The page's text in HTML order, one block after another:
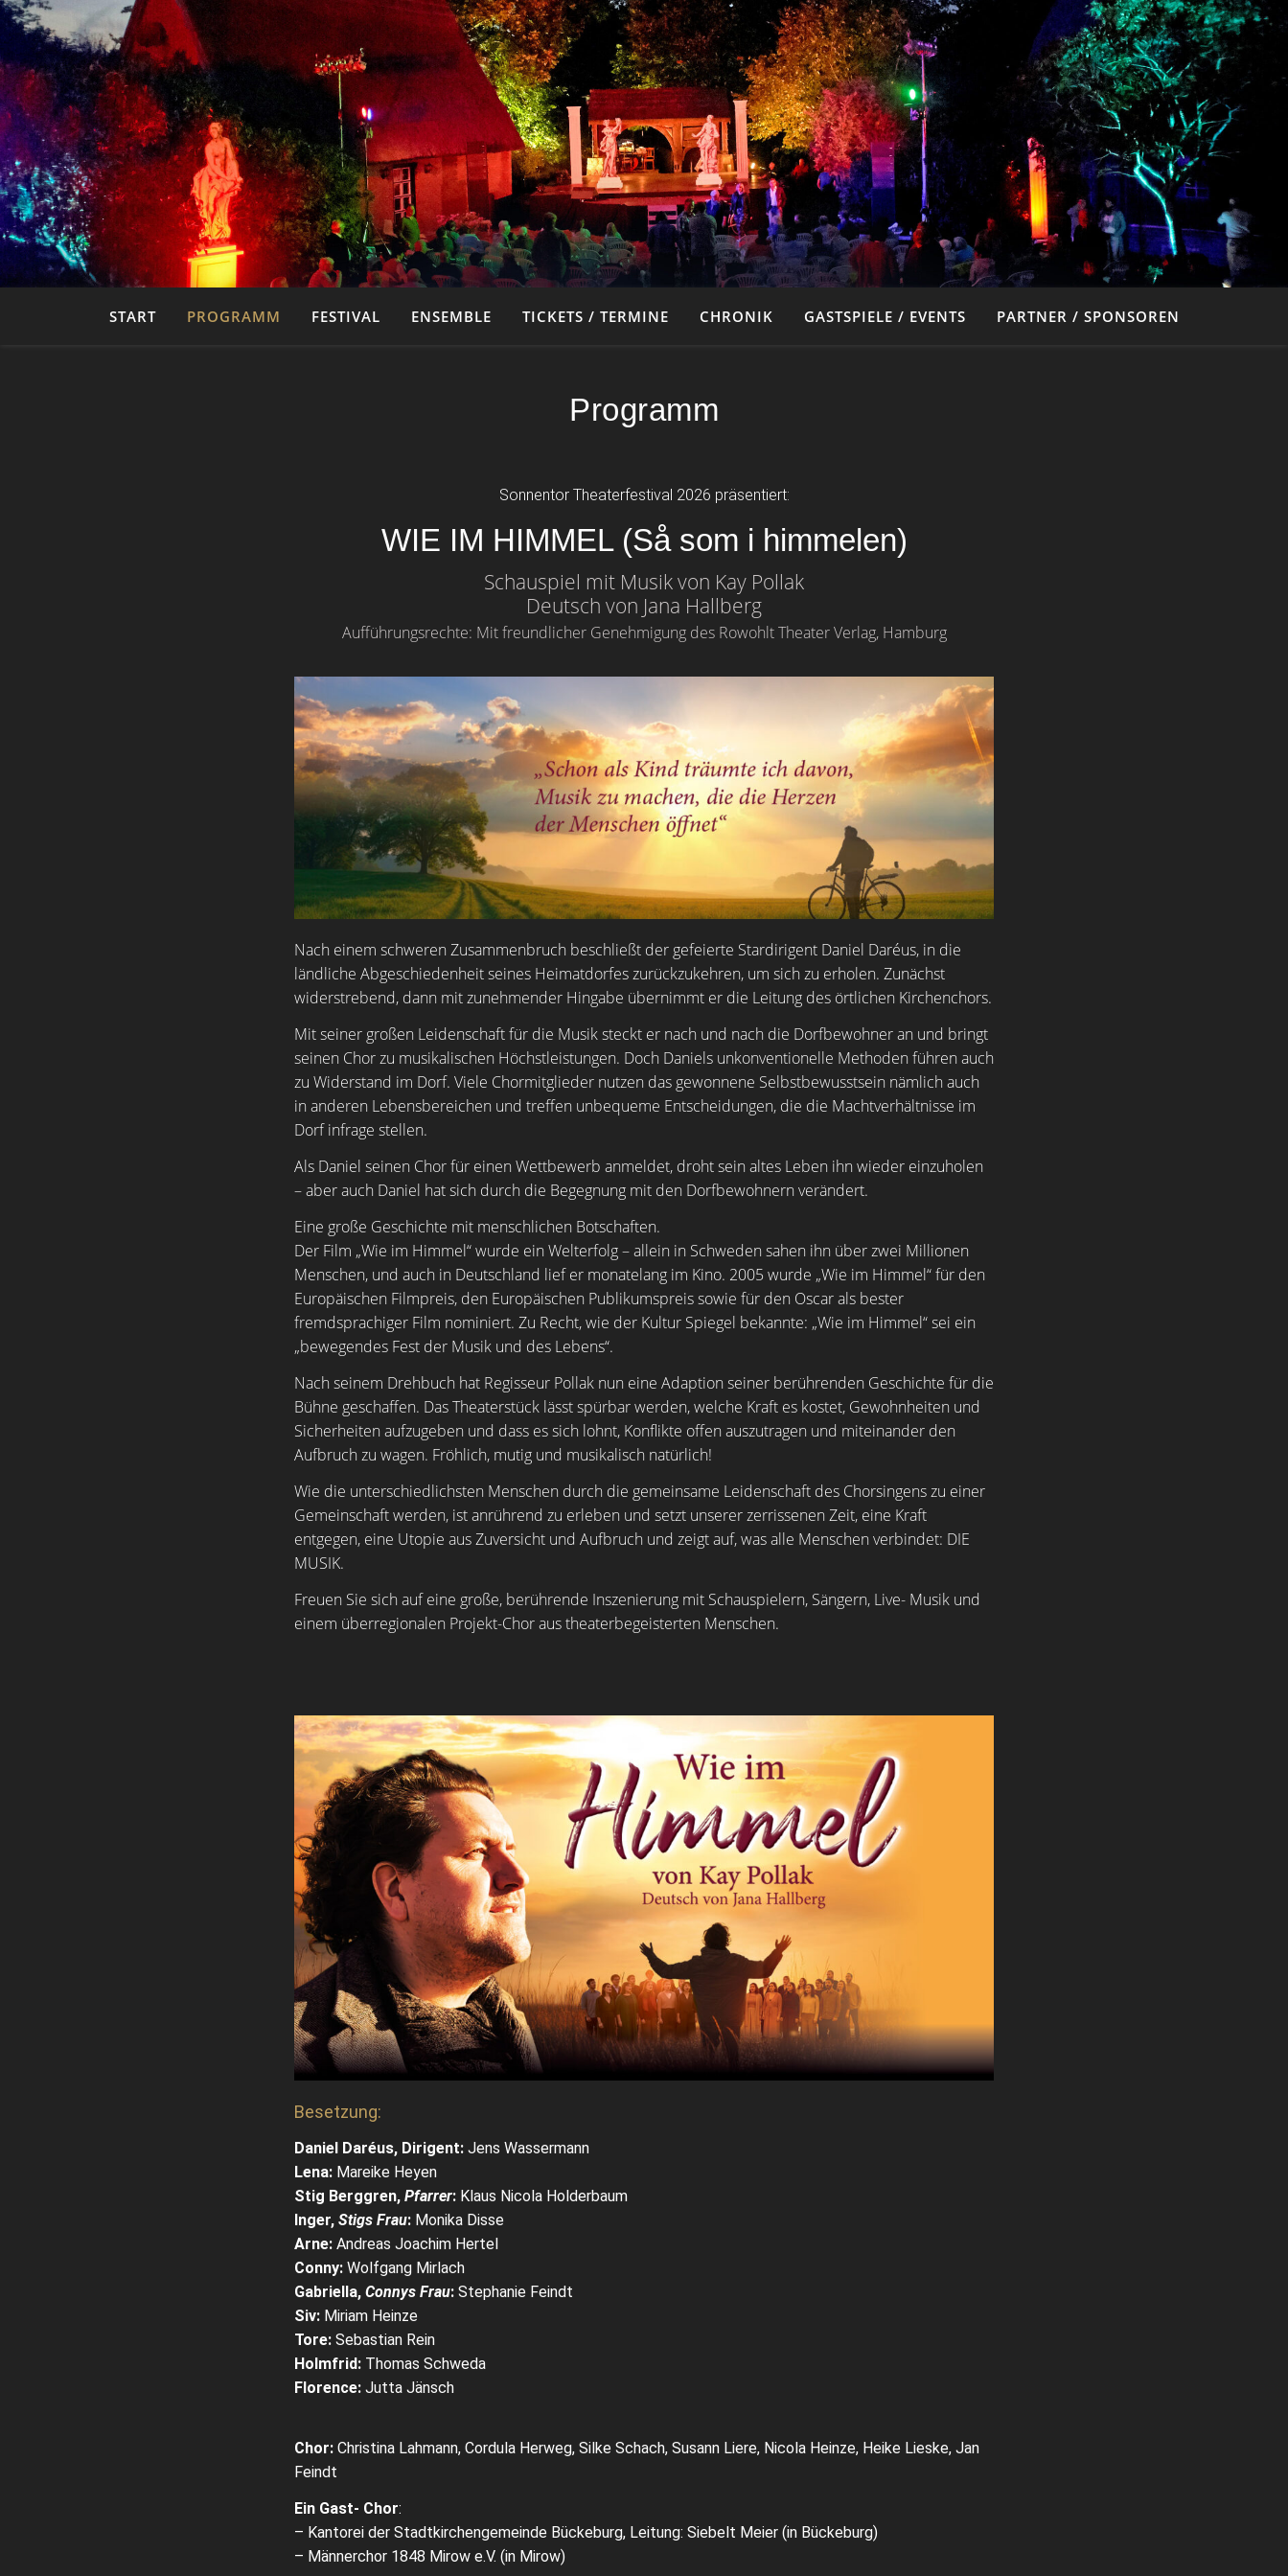
START PROGRAMM FESTIVAL ENSEMBLE TICKETS / TERMINE CHRONIK GASTSPIELE / EVENTS PARTNER / SPONSOREN
Programm
Sonnentor Theaterfestival 2026 präsentiert:
WIE IM HIMMEL (Så som i himmelen)
Schauspiel mit Musik von Kay Pollak
Deutsch von Jana Hallberg
Aufführungsrechte: Mit freundlicher Genehmigung des Rowohlt Theater Verlag, Hamburg
Nach einem schweren Zusammenbruch beschließt der gefeierte Stardirigent Daniel Daréus, in die
ländliche Abgeschiedenheit seines Heimatdorfes zurückzukehren, um sich zu erholen. Zunächst
widerstrebend, dann mit zunehmender Hingabe übernimmt er die Leitung des örtlichen Kirchenchors.
Mit seiner großen Leidenschaft für die Musik steckt er nach und nach die Dorfbewohner an und bringt
seinen Chor zu musikalischen Höchstleistungen. Doch Daniels unkonventionelle Methoden führen auch
zu Widerstand im Dorf. Viele Chormitglieder nutzen das gewonnene Selbstbewusstsein nämlich auch
in anderen Lebensbereichen und treffen unbequeme Entscheidungen, die die Machtverhältnisse im
Dorf infrage stellen.
Als Daniel seinen Chor für einen Wettbewerb anmeldet, droht sein altes Leben ihn wieder einzuholen
– aber auch Daniel hat sich durch die Begegnung mit den Dorfbewohnern verändert.
Eine große Geschichte mit menschlichen Botschaften.
Der Film „Wie im Himmel“ wurde ein Welterfolg – allein in Schweden sahen ihn über zwei Millionen
Menschen, und auch in Deutschland lief er monatelang im Kino. 2005 wurde „Wie im Himmel“ für den
Europäischen Filmpreis, den Europäischen Publikumspreis sowie für den Oscar als bester
fremdsprachiger Film nominiert. Zu Recht, wie der Kultur Spiegel bekannte: „Wie im Himmel“ sei ein
„bewegendes Fest der Musik und des Lebens“.
Nach seinem Drehbuch hat Regisseur Pollak nun eine Adaption seiner berührenden Geschichte für die
Bühne geschaffen. Das Theaterstück lässt spürbar werden, welche Kraft es kostet, Gewohnheiten und
Sicherheiten aufzugeben und dass es sich lohnt, Konflikte offen auszutragen und miteinander den
Aufbruch zu wagen. Fröhlich, mutig und musikalisch natürlich!
Wie die unterschiedlichsten Menschen durch die gemeinsame Leidenschaft des Chorsingens zu einer
Gemeinschaft werden, ist anrührend zu erleben und setzt unserer zerrissenen Zeit, eine Kraft
entgegen, eine Utopie aus Zuversicht und Aufbruch und zeigt auf, was alle Menschen verbindet: DIE
MUSIK.
Freuen Sie sich auf eine große, berührende Inszenierung mit Schauspielern, Sängern, Live- Musik und
einem überregionalen Projekt-Chor aus theaterbegeisterten Menschen.
Besetzung:
Daniel Daréus, Dirigent: Jens Wassermann
Lena: Mareike Heyen
Stig Berggren, Pfarrer: Klaus Nicola Holderbaum
Inger, Stigs Frau: Monika Disse
Arne: Andreas Joachim Hertel
Conny: Wolfgang Mirlach
Gabriella, Connys Frau: Stephanie Feindt
Siv: Miriam Heinze
Tore: Sebastian Rein
Holmfrid: Thomas Schweda
Florence: Jutta Jänsch
Chor: Christina Lahmann, Cordula Herweg, Silke Schach, Susann Liere, Nicola Heinze, Heike Lieske, Jan
Feindt
Ein Gast- Chor:
– Kantorei der Stadtkirchengemeinde Bückeburg, Leitung: Siebelt Meier (in Bückeburg)
– Männerchor 1848 Mirow e.V. (in Mirow)